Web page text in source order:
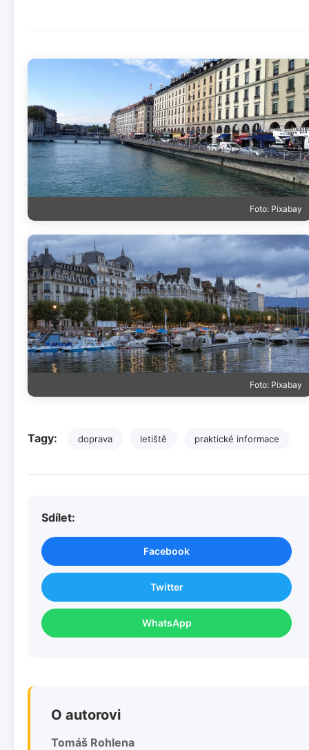
Foto: Pixabay
Foto: Pixabay
Tagy: doprava letiště praktické informace
Sdílet:
Facebook
Twitter
WhatsApp
O autorovi
Tomáš Rohlena